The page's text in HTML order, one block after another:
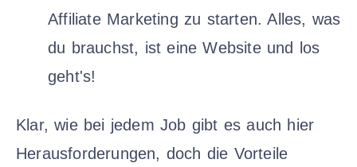
Affiliate Marketing zu starten. Alles, was
du brauchst, ist eine Website und los
geht's!
Klar, wie bei jedem Job gibt es auch hier
Herausforderungen, doch die Vorteile